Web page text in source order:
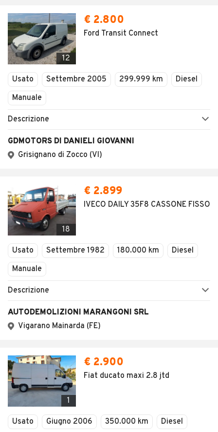
12
€ 2.800
Ford Transit Connect
Usato Settembre 2005 299.999 km
Diesel
Manuale
Descrizione
GDMOTORS DI DANIELI GIOVANNI
Grisignano di Zocco (VI)
18
€ 2.899
IVECO DAILY 35F8 CASSONE FISSO
Usato Settembre 1982 180.000 km
Diesel
Manuale
Descrizione
AUTODEMOLIZIONI MARANGONI SRL
Vigarano Mainarda (FE)
1
€ 2.900
Fiat ducato maxi 2.8 jtd
Usato Giugno 2006 350.000 km Diesel